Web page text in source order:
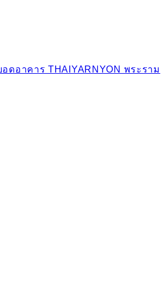
ดอาคาร THAIYARNYON พระราม